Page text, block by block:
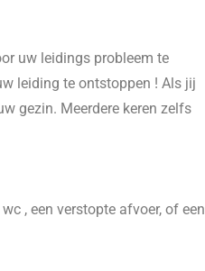
uw leidings probleem te
leiding te ontstoppen ! Als jij
gezin. Meerdere keren zelfs
, een verstopte afvoer, of een